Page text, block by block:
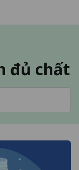
đủ chất